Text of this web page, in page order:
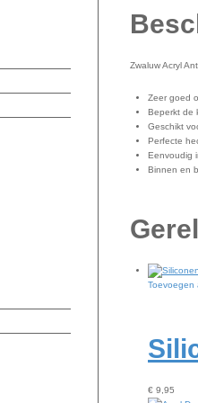
Zwaluw Acryl
Zeer goed
Beperkt de
Geschikt
Perfecte
Eenvoudig
Binnen en
Toevoegen
€ 9,95